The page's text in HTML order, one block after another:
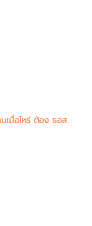
เมื่อไหร่ ต้อง ธอส.